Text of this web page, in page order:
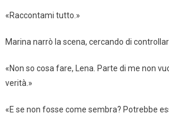
«Raccontami tutto.»
Marina narrò la scena, cercando di
«Non so cosa fare, Lena. Parte di me non
verità.»
«E se non fosse come sembra? Potrebbe